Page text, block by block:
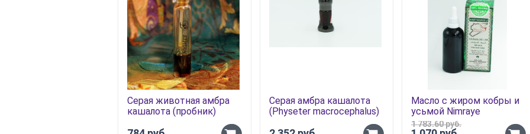
Серая животная амбра
кашалота (пробник)
Серая амбра кашалота
(Physeter macrocephalus)
Масло с жиром кобры и
усьмой Nimraye
«Моментальное»
1 783.60 руб.